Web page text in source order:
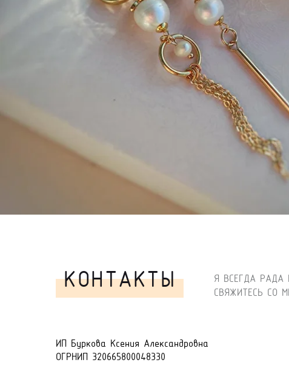
Я ВСЕГДА РАДА
СВЯЖИТЕСЬ СО
КОНТАКТЫ
ИП Буркова Ксения Александровна
ОГРНИП 320665800048330